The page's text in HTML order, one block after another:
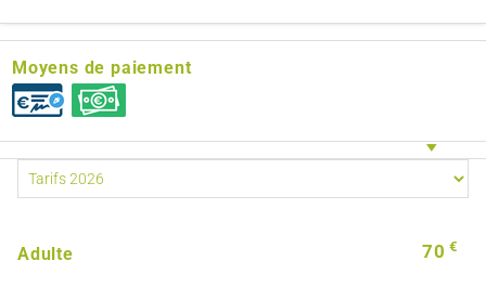
Moyens de paiement
Adulte 70 €